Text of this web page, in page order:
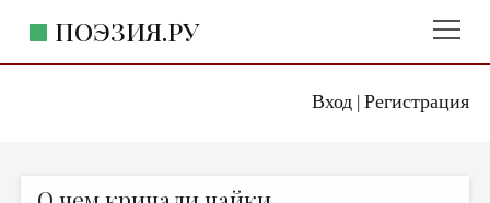
Вход| Регистрация
ПОЭЗИЯ.РУ